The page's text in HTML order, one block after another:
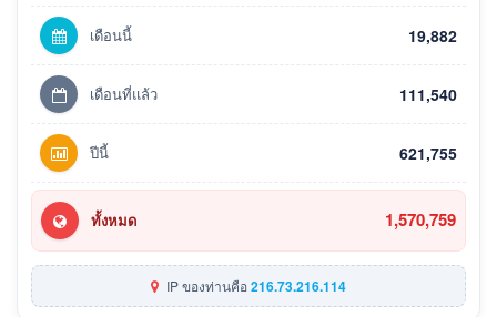
เดือนนี้ 19,882
เดือนที่แล้ว 111,540
ปีนี้ 621,755
ทั้งหมด 1,570,759
IP ของท่านคือ216.73.216.114